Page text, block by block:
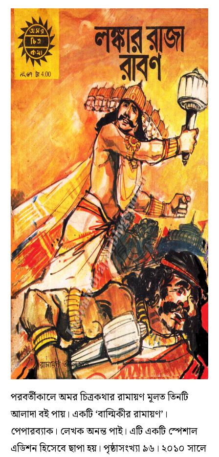
পরবর্তীকালে অমর চিত্রকথার রামায়ণ মূলত তিনটি
আলাদা বই পায়। একটি ‘বাল্মিকীর রামায়ণ’।
পেপারব্যাক। লেখক অনন্ত পাই। এটি একটি স্পেশাল
এডিশন হিসেবে ছাপা হয়। পৃষ্ঠাসংখ্যা ৯৬। ২০১০ সালে